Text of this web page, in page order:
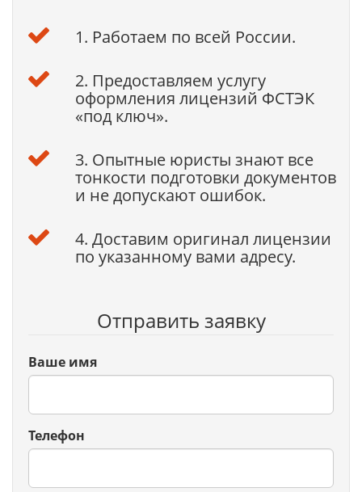
1. Работаем по всей России.
2. Предоставляем услугу
оформления лицензий ФСТЭК
«под ключ».
3. Опытные юристы знают все
тонкости подготовки документов
и не допускают ошибок.
4. Доставим оригинал лицензии
по указанному вами адресу.
Отправить заявку
Ваше имя
Телефон